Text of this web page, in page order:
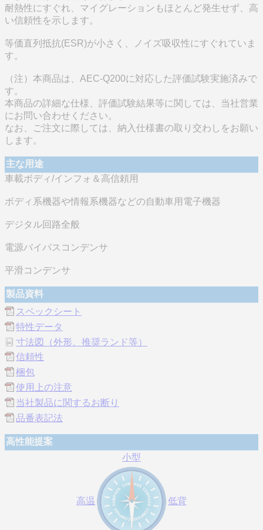
耐熱性にすぐれ、マイグレーションもほとんど発生せず、高
い信頼性を示します。
等価直列抵抗(ESR)が小さく、ノイズ吸収性にすぐれていま
す。
（注）本商品は、AEC-Q200に対応した評価試験実施済みで
す。
本商品の詳細な仕様、評価試験結果等に関しては、当社営業
にお問い合わせください。
なお、ご注文に際しては、納入仕様書の取り交わしをお願い
します。
主な用途
車載ボディ/インフォ＆高信頼用
ボディ系機器や情報系機器などの自動車用電子機器
デジタル回路全般
電源バイパスコンデンサ
平滑コンデンサ
製品資料
スペックシート
特性データ
寸法図（外形、推奨ランド等）
信頼性
梱包
使用上の注意
当社製品に関するお断り
品番表記法
高性能提案
小型
高温 低背